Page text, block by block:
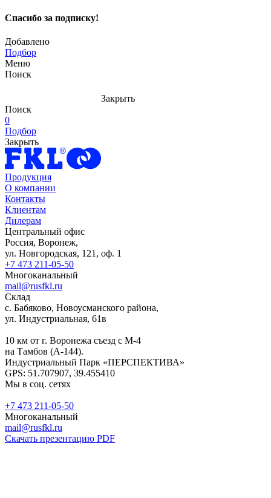
Спасибо за подписку!
Добавлено
Подбор
Меню
Поиск
Закрыть
Поиск
0
Подбор
Закрыть
Продукция
О компании
Контакты
Клиентам
Дилерам
Центральный офис
Россия, Воронеж,
ул. Новгородская, 121, оф. 1
+7 473 211-05-50
Многоканальный
mail@rusfkl.ru
Склад
с. Бабяково, Новоусманского района,
ул. Индустриальная, 61в
10 км от г. Воронежа съезд с М-4
на Тамбов (А-144).
Индустриальный Парк «ПЕРСПЕКТИВА»
GPS: 51.707907, 39.455410
Мы в соц. сетях
+7 473 211-05-50
Многоканальный
mail@rusfkl.ru
Скачать презентацию PDF